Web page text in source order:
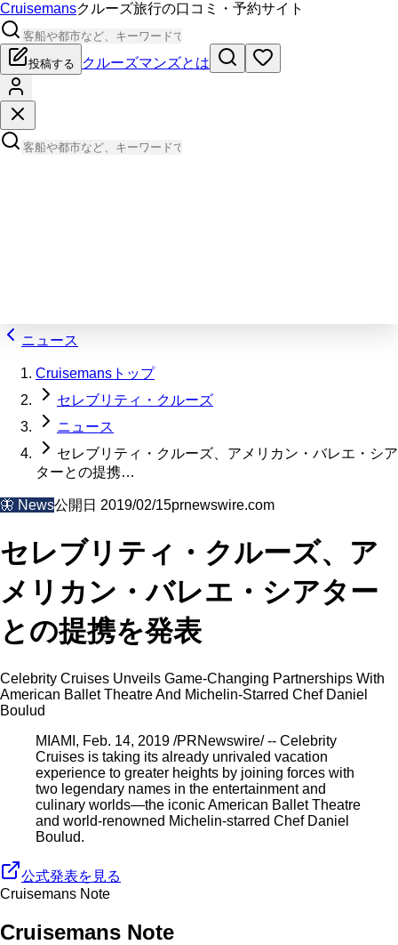
Cruisemansクルーズ旅行の口コミ・予約サイト
投稿する クルーズマンズとは
ニュース
Cruisemansトップ
セレブリティ・クルーズ
ニュース
セレブリティ・クルーズ、アメリカン・バレエ・シア
ターとの提携…
🦋 News公開日 2019/02/15prnewswire.com
セレブリティ・クルーズ、ア
メリカン・バレエ・シアター
との提携を発表
Celebrity Cruises Unveils Game-Changing Partnerships With
American Ballet Theatre And Michelin-Starred Chef Daniel
Boulud
MIAMI, Feb. 14, 2019 /PRNewswire/ -- Celebrity
Cruises is taking its already unrivaled vacation
experience to greater heights by joining forces with
two legendary names in the entertainment and
culinary worlds—the iconic American Ballet Theatre
and world-renowned Michelin-starred Chef Daniel
Boulud.
公式発表を見る
Cruisemans Note
Cruisemans Note